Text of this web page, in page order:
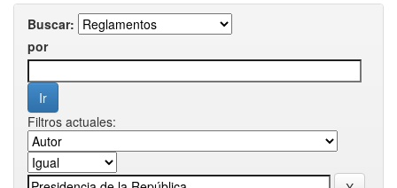
Buscar:
por
Filtros actuales: